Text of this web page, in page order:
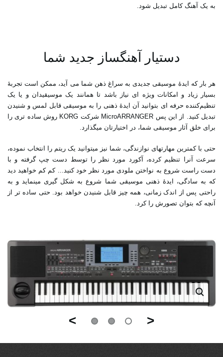
به یک آهنگ کامل تبدیل شود.
دستیار آهنگساز جدید شما
هر بار که ایدۀ موسیقی جدیدی به سراغ ذهن شما می‏ آید، ممکن است تجربۀ
بسیار زیاد و امکانات ویژه‏ ای نیاز باشد تا همانند یک موسیقیدان و یا یک
تنظیم‌کننده حرفه ‏ای بتوانید آن ایدۀ ذهنی را به موسیقی قابل لمس و شنیدن
تبدیل کنید. از این پس MicroARRANGER شرکت KORG روش ساده‏ تری را
برای خلق آثار موسیقی شما، در اختیارتان می‏گذارد.
حتی با کمترین مهارت‏های نوازندگی، شما نیز می‏توانید یک ریتم را انتخاب نموده،
سرعت آنرا تنظیم کرده، آکورد مورد نظر را توسط دست چپ گرفته و با
دست راست شروع به نواختن ملودی مورد نظر خود کنید... کم‏ کم خواهید دید
که به سادگی، ایدۀ ذهنی موسیقی شما شروع به شکل ‏گیری می‏نماید و به
راحتی پس از اندک زمانی، همه چیز قابل شنیدن خواهد بود. حتی ساده ‏تر از
آن‏چه که بتوان تصورش را کرد.
<
>